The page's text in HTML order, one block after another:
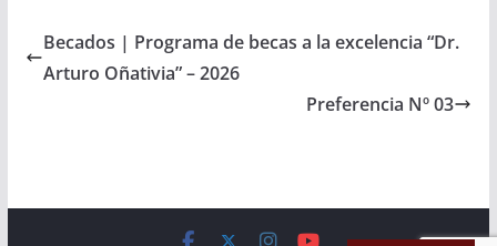
Becados | Programa de becas a la excelencia “Dr.
Arturo Oñativia” – 2026
Preferencia Nº 03